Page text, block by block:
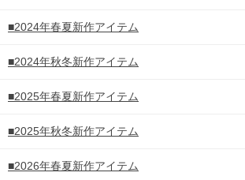
■2024年春夏新作アイテム
■2024年秋冬新作アイテム
■2025年春夏新作アイテム
■2025年秋冬新作アイテム
■2026年春夏新作アイテム